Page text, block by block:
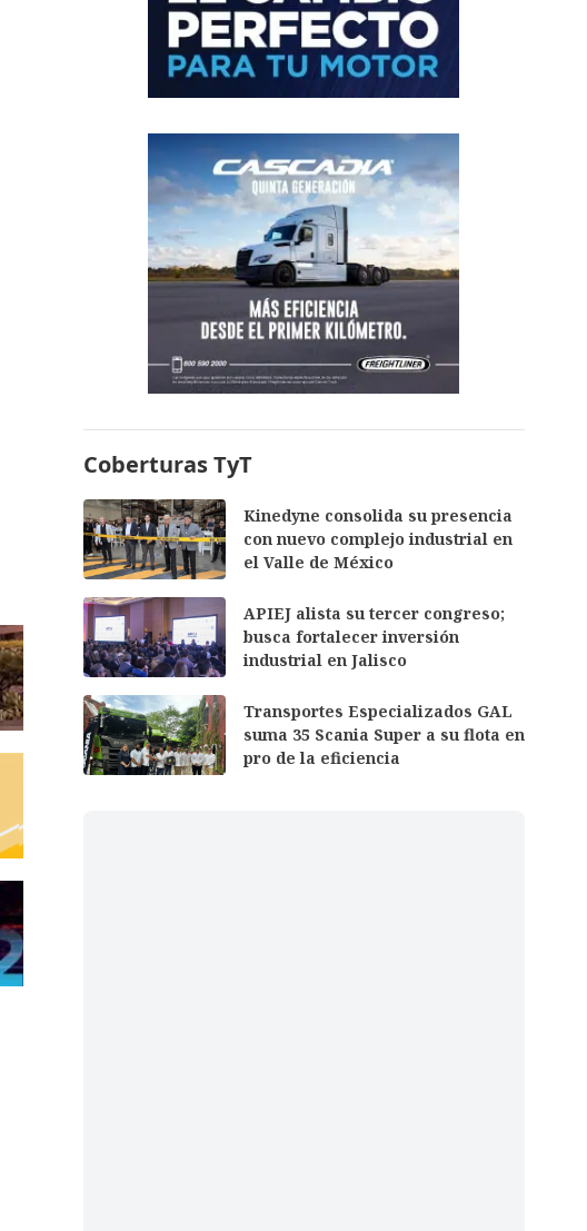
Coberturas TyT
Kinedyne consolida su presencia
con nuevo complejo industrial en
el Valle de México
APIEJ alista su tercer congreso;
busca fortalecer inversión
industrial en Jalisco
Transportes Especializados GAL
suma 35 Scania Super a su flota en
pro de la eficiencia